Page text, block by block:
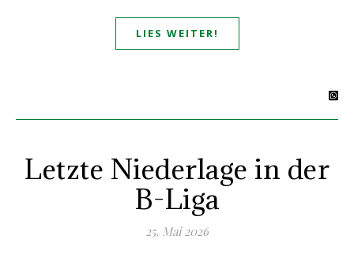
LIES WEITER!
Letzte Niederlage in der
B-Liga
25. Mai 2026